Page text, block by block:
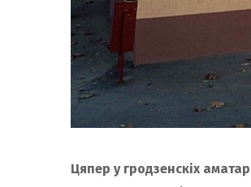
Цяпер у гродзенскіх